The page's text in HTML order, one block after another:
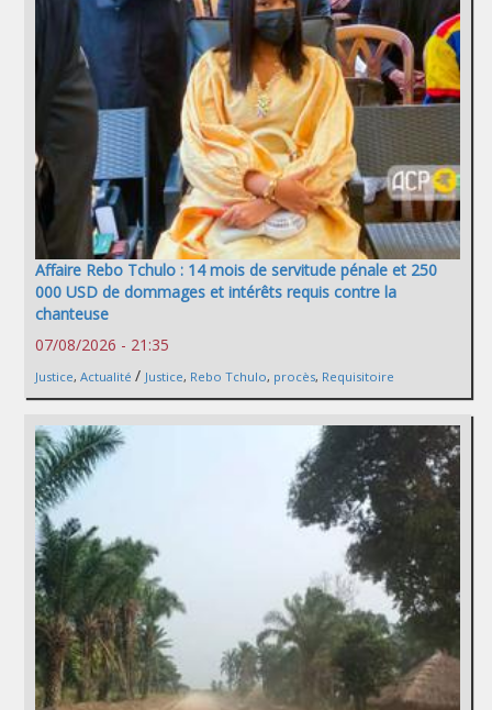
Affaire Rebo Tchulo : 14 mois de servitude pénale et 250
000 USD de dommages et intérêts requis contre la
chanteuse
07/08/2026 - 21:35
Justice, Actualité / Justice, Rebo Tchulo, procès, Requisitoire